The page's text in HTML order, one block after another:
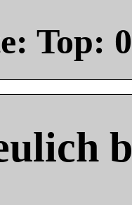
Top: 0